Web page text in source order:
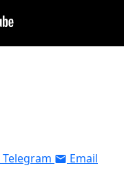
Telegram Email